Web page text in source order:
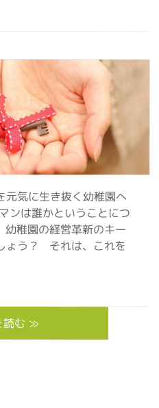
元気に生き抜く幼稚園へ
ンは誰かということにつ
稚園の経営革新のキー
ょう？ それは、これを
読む ≫